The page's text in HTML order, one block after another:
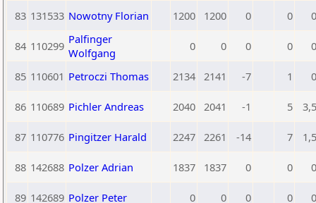
83 131533 Nowotny Florian 1200 1200 0 0 0
84 110299 Palfinger
Wolfgang
0 0 0 0 0
85 110601 Petroczi Thomas 2134 2141 -7 1 0
86 110689 Pichler Andreas 2040 2041 -1 5 3,5
87 110776 Pingitzer Harald 2247 2261 -14 7 1,5
88 142688 Polzer Adrian 1837 1837 0 0 0
89 142689 Polzer Peter 0 0 0 0 0